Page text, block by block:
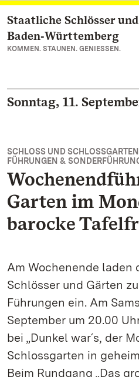
Zum Hauptinhalt springen
Staatliche Schlösser
Baden‑Württemberg
KOMMEN. STAUNEN. GENIESSEN.
Sonntag, 11.
SCHLOSS UND
FÜHRUNGEN &
Garten im
barocke
Am Wochenende laden
Schlösser und Gärten
Führungen ein. Am
September um 20.00
bei „Dunkel war´s, der
Schlossgarten in
Beim Rundgang „Das